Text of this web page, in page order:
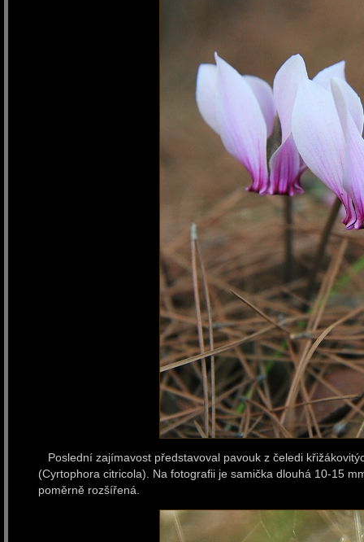
Poslední zajímavost představoval pavouk z čeledi
(Cyrtophora citricola). Na fotografii je samička dlouhá 10-15
poměrně rozšířená.